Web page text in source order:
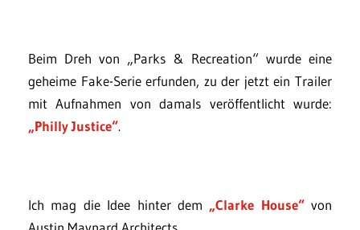
Beim Dreh von „Parks & Recreation“ wurde eine
geheime Fake-Serie erfunden, zu der jetzt ein Trailer
mit Aufnahmen von damals veröffentlicht wurde:
„Philly Justice“.
Ich mag die Idee hinter dem „Clarke House“von